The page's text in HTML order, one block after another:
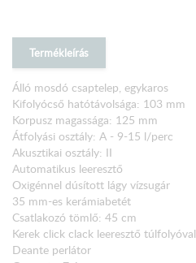
Termékleírás
Álló mosdó csaptelep, egykaros
Kifolyócső hatótávolsága: 103 mm
Korpusz magassága: 125 mm
Átfolyási osztály: A - 9-15 l/perc
Akusztikai osztály: II
Automatikus leeresztő
Oxigénnel dúsított lágy vízsugár
35 mm-es kerámiabetét
Csatlakozó tömlő: 45 cm
Kerek click clack leeresztő túlfolyóval
Deante perlátor